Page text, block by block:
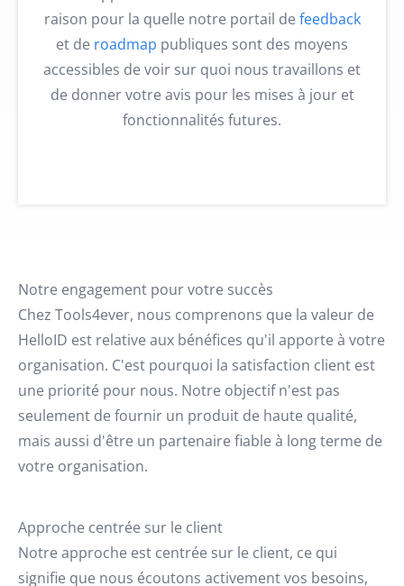
raison pour la quelle notre portail de feedback
et de roadmap publiques sont des moyens
accessibles de voir sur quoi nous travaillons et
de donner votre avis pour les mises à jour et
fonctionnalités futures.
Notre engagement pour votre succès
Chez Tools4ever, nous comprenons que la valeur de
HelloID est relative aux bénéfices qu'il apporte à votre
organisation. C'est pourquoi la satisfaction client est
une priorité pour nous. Notre objectif n'est pas
seulement de fournir un produit de haute qualité,
mais aussi d'être un partenaire fiable à long terme de
votre organisation.
Approche centrée sur le client
Notre approche est centrée sur le client, ce qui
signifie que nous écoutons activement vos besoins,